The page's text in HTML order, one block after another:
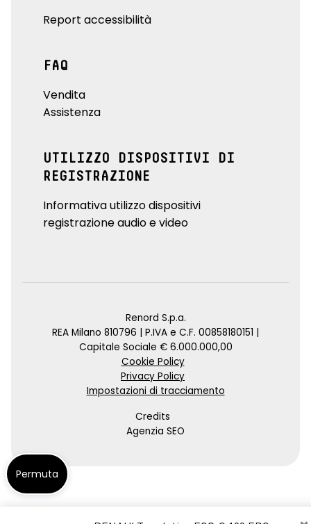
Report accessibilità
FAQ
Vendita
Assistenza
UTILIZZO DISPOSITIVI DI
REGISTRAZIONE
Informativa utilizzo dispositivi
registrazione audio e video
Renord S.p.a.
REA Milano 810796 | P.IVA e C.F. 00858180151 |
Capitale Sociale € 6.000.000,00
Cookie Policy
Privacy Policy
Impostazioni di tracciamento
Credits
Agenzia SEO
Permuta